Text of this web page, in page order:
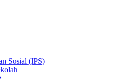
Sosial (IPS)